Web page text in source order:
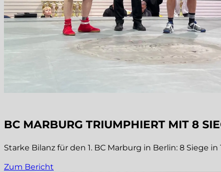
BC MARBURG TRIUMPHIERT MIT 8
Starke Bilanz für den 1. BC Marburg in Berlin: 8 Siege
Zum Bericht